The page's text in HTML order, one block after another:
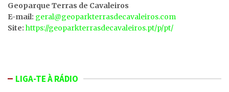
Geoparque Terras de Cavaleiros
E-mail: geral@geoparkterrasdecavaleiros.com
Site: https://geoparkterrasdecavaleiros.pt/p/pt/
LIGA-TE À RÁDIO